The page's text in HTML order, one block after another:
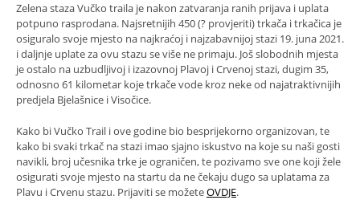
Zelena staza Vučko traila je nakon zatvaranja ranih prijava i uplata
potpuno rasprodana. Najsretnijih 450 (? provjeriti) trkača i trkačica je
osiguralo svoje mjesto na najkraćoj i najzabavnijoj stazi 19. juna 2021.
i daljnje uplate za ovu stazu se više ne primaju. Još slobodnih mjesta
je ostalo na uzbudljivoj i izazovnoj Plavoj i Crvenoj stazi, dugim 35,
odnosno 61 kilometar koje trkače vode kroz neke od najatraktivnijih
predjela Bjelašnice i Visočice.
Kako bi Vučko Trail i ove godine bio besprijekorno organizovan, te
kako bi svaki trkač na stazi imao sjajno iskustvo na koje su naši gosti
navikli, broj učesnika trke je ograničen, te pozivamo sve one koji žele
osigurati svoje mjesto na startu da ne čekaju dugo sa uplatama za
Plavu i Crvenu stazu. Prijaviti se možeteOVDJE.